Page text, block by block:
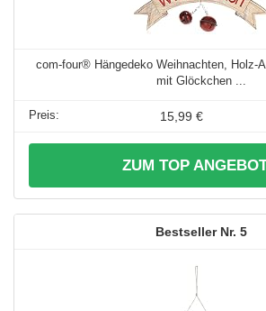
com-four® Hängedeko Weihnachten, Holz-
mit Glöckchen ...
15,99 €
ZUM TOP
5